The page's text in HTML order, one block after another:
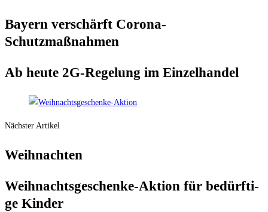
Bay­ern ver­schärft Corona-
Schutzmaßnahmen
Ab heu­te 2G-Rege­lung im Einzelhandel
Nächster Artikel
Weih­nach­ten
Weih­nachts­ge­schen­ke-Akti­on für bedürf­ti­
ge Kinder